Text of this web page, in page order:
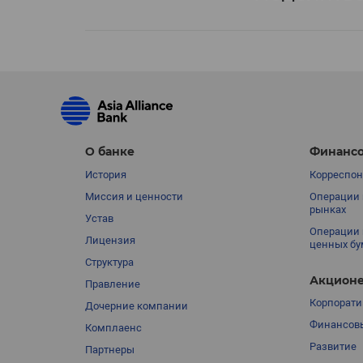
О банке
История
Миссия и ценности
Устав
Лицензия
Структура
Правление
Дочерние компании
Комплаенс
Партнеры
Операции
рынках
Операции
ценных
Развитие